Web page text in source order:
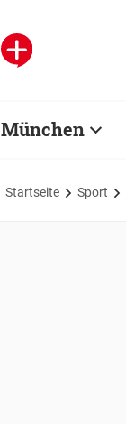
München
Startseite Sport